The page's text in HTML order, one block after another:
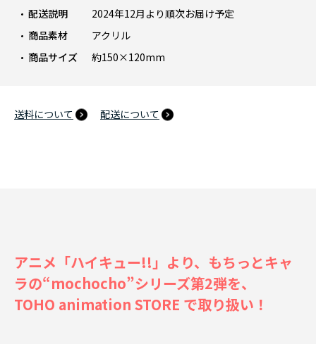
配送説明
2024年12月より順次お届け予定
商品素材
アクリル
商品サイズ
約150×120mm
送料について 配送について
アニメ「ハイキュー!!」より、もちっとキャ
ラの“mochocho”シリーズ第2弾を、
TOHO animation STORE で取り扱い！